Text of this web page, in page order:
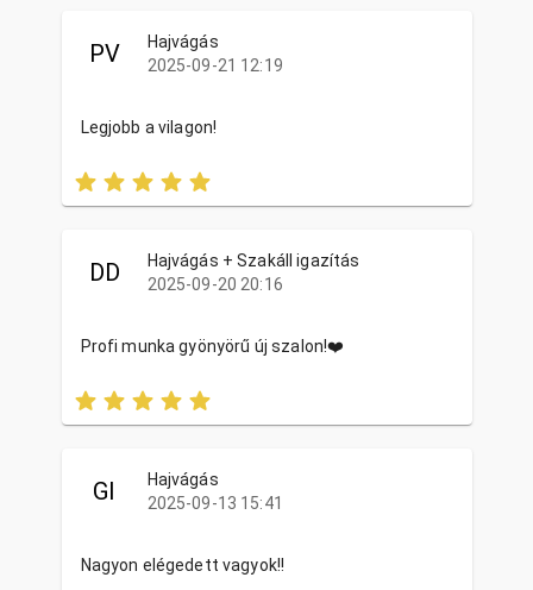
PV
Hajvágás
2025-09-21 12:19
Legjobb a vilagon!
DD
Hajvágás + Szakáll igazítás
2025-09-20 20:16
Profi munka gyönyörű új szalon!❤️
GI
Hajvágás
2025-09-13 15:41
Nagyon elégedett vagyok!!